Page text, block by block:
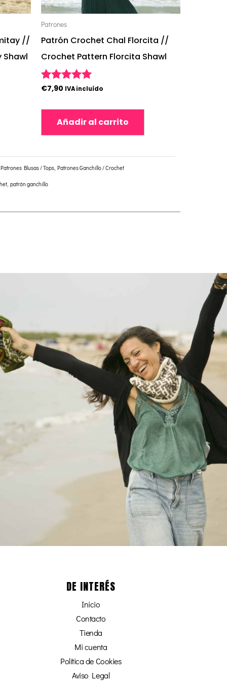
//
Patrones
Patrón Crochet Chal Florcita //
Crochet Pattern Florcita Shawl
Valorado con
de 5
€7,90 IVA incluído
Añadir al carrito
Patrones Blusas / Tops, Patrones Ganchillo / Crochet
, patrón ganchillo
DE INTERÉS
Inicio
Contacto
Tienda
Mi cuenta
Política de Cookies
Aviso Legal